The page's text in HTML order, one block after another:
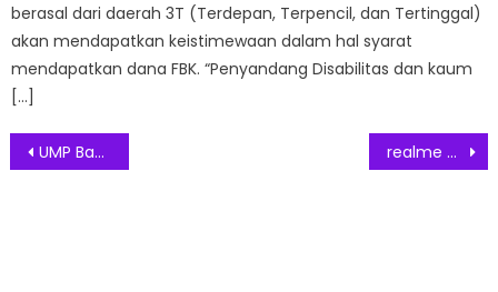
berasal dari daerah 3T (Terdepan, Terpencil, dan Tertinggal)
akan mendapatkan keistimewaan dalam hal syarat
mendapatkan dana FBK. “Penyandang Disabilitas dan kaum
[…]
Post
UMP Banten 2023 Naik 6,4 Persen realme Siap Menggelar Golden Roadshow di Tiga Kota Besar di Indonesia